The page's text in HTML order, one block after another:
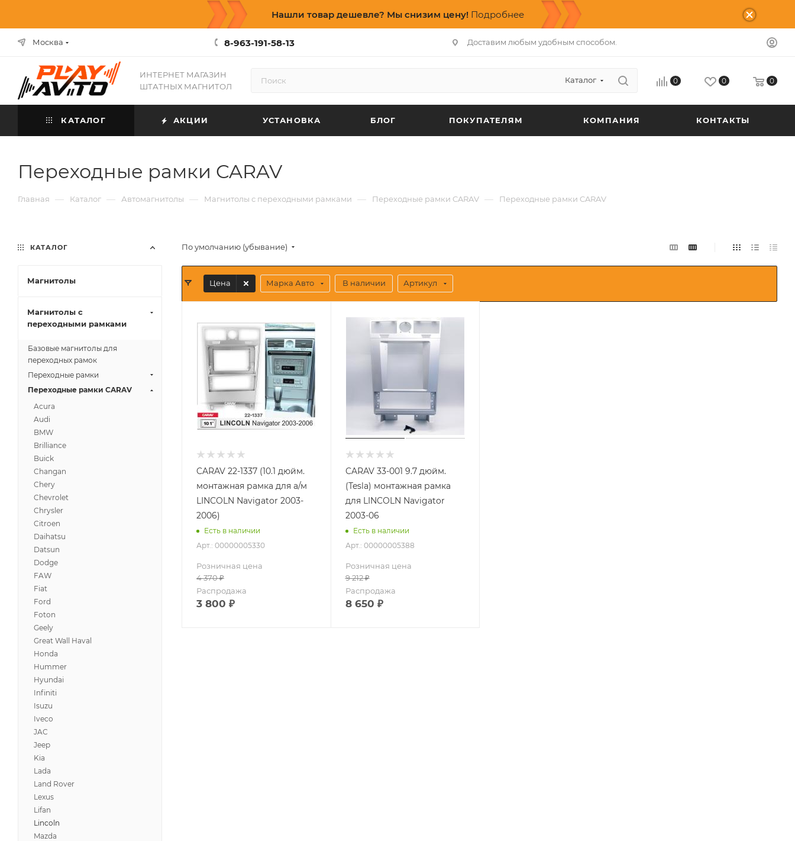
Нашли товар дешевле? Мы снизим цену! Подробнее
Москва 8-963-191-58-13 Доставим любым удобным способом.
ИНТЕРНЕТ МАГАЗИН
ШТАТНЫХ МАГНИТОЛ
Каталог 0 0 0
КАТАЛОГ АКЦИИ УСТАНОВКА БЛОГ ПОКУПАТЕЛЯМ КОМПАНИЯ КОНТАКТЫ
Переходные рамки CARAV
Главная — Каталог — Автомагнитолы — Магнитолы с переходными рамками — Переходные рамки CARAV — Переходные рамки CARAV
По умолчанию (убывание)
Цена Марка Авто В наличии Артикул
CARAV 22-1337 (10.1 дюйм.
монтажная рамка для а/м
LINCOLN Navigator 2003-
2006)
Есть в наличии
Арт.: 00000005330
Розничная цена
4 370₽
Распродажа
3 800 ₽
CARAV 33-001 9.7 дюйм.
(Tesla) монтажная рамка
для LINCOLN Navigator
2003-06
Есть в наличии
Арт.: 00000005388
Розничная цена
9 212₽
Распродажа
8 650 ₽
КАТАЛОГ
Магнитолы
Магнитолы с
переходными рамками
Базовые магнитолы для
переходных рамок
Переходные рамки
Переходные рамки CARAV
Acura
Audi
BMW
Brilliance
Buick
Changan
Chery
Chevrolet
Chrysler
Citroen
Daihatsu
Datsun
Dodge
FAW
Fiat
Ford
Foton
Geely
Great Wall Haval
Honda
Hummer
Hyundai
Infiniti
Isuzu
Iveco
JAC
Jeep
Kia
Lada
Land Rover
Lexus
Lifan
Lincoln
Mazda